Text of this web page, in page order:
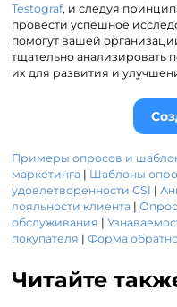
Testograf, и следуя
провести успешное
помогут вашей
тщательно анализировать
их для развития и
Примеры опросов и
маркетинга | Шаблоны
удовлетворенности CSI |
лояльности клиента |Опрос
обслуживания |
покупателя |Форма
Читайте